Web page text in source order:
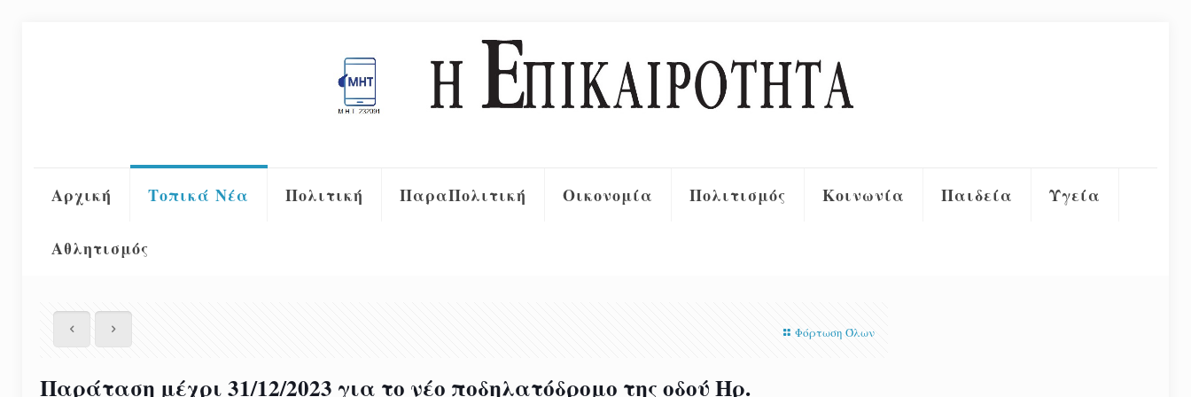
Αρχική Τοπικά Νέα Πολιτική ΠαραΠολιτική Οικονομία Πολιτισμός Κοινωνία Παιδεία Υγεία
Αθλητισμός
Φόρτωση Όλων
Παράταση μέχρι 31/12/2023 για το νέο ποδηλατόδρομο της οδού Ηρ.